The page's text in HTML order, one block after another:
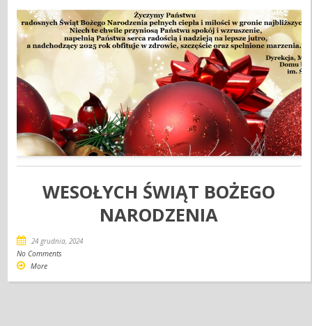
WESOŁYCH ŚWIĄT BOŻEGO
NARODZENIA
24 grudnia, 2024
No Comments
More